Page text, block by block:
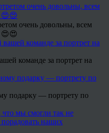
очень довольны, всем
😍😍
команде за портрет на
подарку — портрету по